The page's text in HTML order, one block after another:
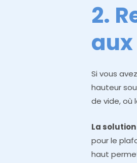
2.
Si vous
hauteur
de vide, où
La solution
pour le
haut